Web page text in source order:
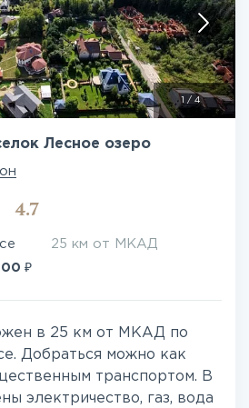
/ 4
Лесное озеро
4.7
25 км от МКАД
₽
в 25 км от МКАД по
Добраться можно как
транспортом. В
электричество, газ, вода